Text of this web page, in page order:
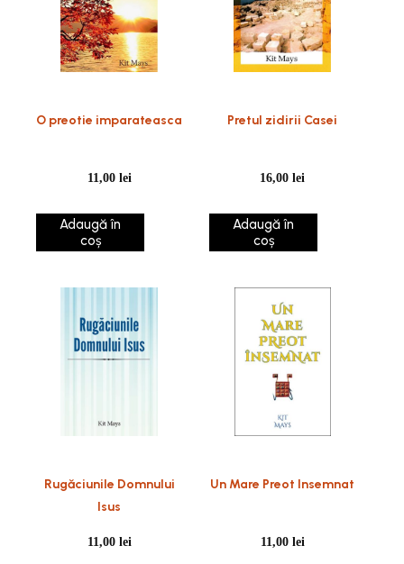
O preotie imparateasca
11,00 lei
Adaugă în
coș
Pretul zidirii Casei
16,00lei
Adaugă în
coș
Rugăciunile Domnului
Isus
11,00 lei
Un Mare Preot Insemnat
11,00 lei